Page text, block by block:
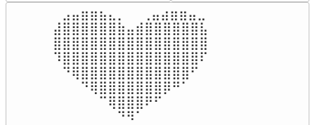
⠀⣠⣤⣶⣶⣦⣄⡀  ⠀⢀⣤⣴⣶⣶⣤⣀⠀
⣼⣿⣿⣿⣿⣿⣿⣷⣤⣾⣿⣿⣿⣿⣿⣿⣧
⣿⣿⣿⣿⣿⣿⣿⣿⣿⣿⣿⣿⣿⣿⣿⣿⣿
⠹⣿⣿⣿⣿⣿⣿⣿⣿⣿⣿⣿⣿⣿⣿⣿⠏
⠀⠙⢿⣿⣿⣿⣿⣿⣿⣿⣿⣿⣿⣿⣿⠋⠀
⠀⠀⠀⠙⢿⣿⣿⣿⣿⣿⣿⣿⡿⠛⠁⠀⠀
⠀⠀⠀⠀⠀⠉⢿⣿⣿⣿⠟⠋⠀⠀⠀⠀⠀
⠀⠀⠀⠀⠀⠀⠀⠙⠻⠁⠀⠀⠀⠀⠀⠀⠀⠀⠀⠀⠀⠀⠀